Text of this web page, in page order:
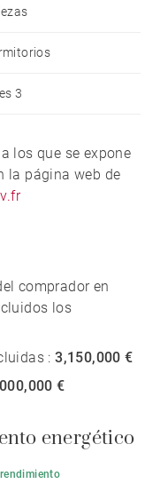
3
los que se expone
la página web de
comprador en
los
:3,150,000 €
€
energético